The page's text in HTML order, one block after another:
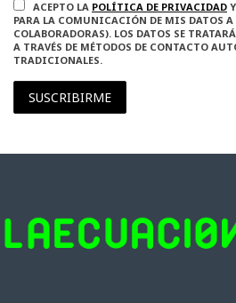
ACEPTO LA POLÍTICA DE PRIVACIDAD
PARA LA COMUNICACIÓN DE MIS DATOS A
COLABORADORAS). LOS DATOS SE
A TRAVÉS DE MÉTODOS DE CONTACTO
TRADICIONALES.
SUSCRIBIRME